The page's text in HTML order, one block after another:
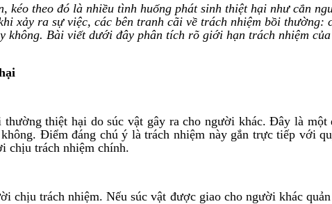
kéo theo đó là nhiều tình huống phát sinh thiệt hại như cắn
xảy ra sự việc, các bên tranh cãi về trách nhiệm bồi
không. Bài viết dưới đây phân tích rõ giới hạn trách nhiệm
thiệt hại do súc vật gây ra cho người khác. Đây là
Điểm đáng chú ý là trách nhiệm này gắn trực tiếp với
chịu trách nhiệm chính.
chịu trách nhiệm. Nếu súc vật được giao cho người khác